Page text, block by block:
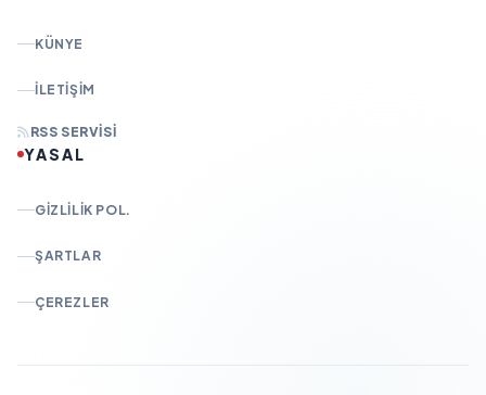
KÜNYE
İLETIŞIM
RSS SERVISI
YASAL
GIZLILIK POL.
ŞARTLAR
ÇEREZLER